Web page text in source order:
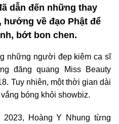
dẫn đến những thay
hướng về đạo Phật để
bớt bon chen.
những người đẹp kiêm ca sĩ
đăng quang Miss Beauty
Tuy nhiên, một thời gian dài
bóng khỏi showbiz.
Hoàng Y Nhung từng